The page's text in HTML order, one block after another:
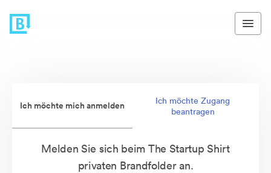
Ich möchte mich anmelden
Ich möchte Zugang
beantragen
Melden Sie sich beim The Startup Shirt
privaten Brandfolder an.